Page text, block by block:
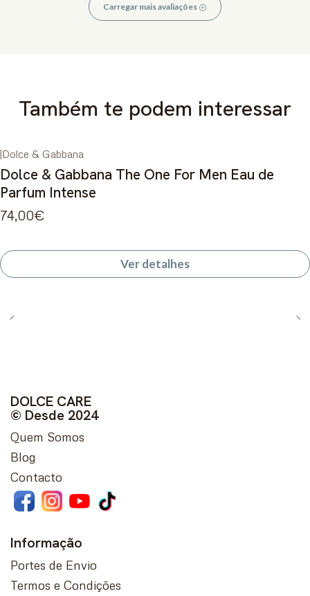
Carregar mais avaliações
Também te podem interessar
|Dolce & Gabbana
Dolce & Gabbana The One For Men Eau de
Parfum Intense
74,00€
Ver detalhes
DOLCE CARE
© Desde 2024
Quem Somos
Blog
Contacto
Informação
Portes de Envio
Termos e Condições